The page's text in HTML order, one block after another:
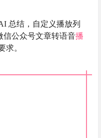
总结，自定义播放列
信公众号文章转语音播
求。